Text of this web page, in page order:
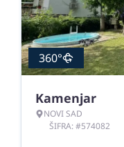
360°
Kamenjar
NOVI SAD
ŠIFRA: #574082